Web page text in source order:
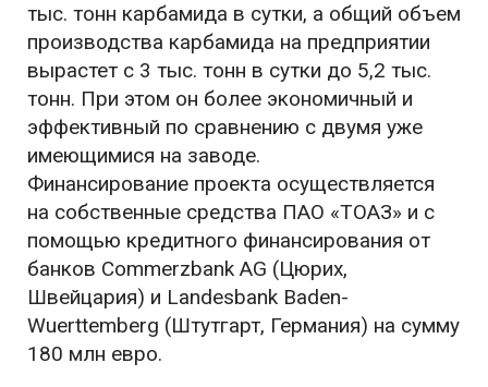
тыс. тонн карбамида в сутки, а общий объем
производства карбамида на предприятии
вырастет с 3 тыс. тонн в сутки до 5,2 тыс.
тонн. При этом он более экономичный и
эффективный по сравнению с двумя уже
имеющимися на заводе.
Финансирование проекта осуществляется
на собственные средства ПАО «ТОАЗ» и с
помощью кредитного финансирования от
банков Commerzbank AG (Цюрих,
Швейцария) и Landesbank Baden-
Wuerttemberg (Штутгарт, Германия) на сумму
180 млн евро.